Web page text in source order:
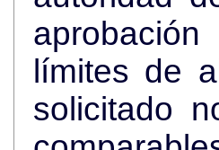
límites de
solicitado